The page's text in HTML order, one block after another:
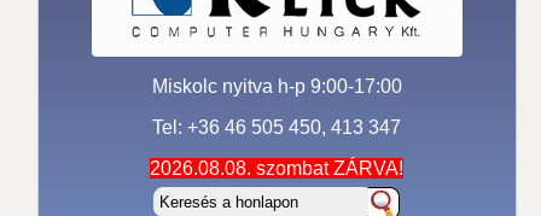
Miskolc nyitva h-p 9:00-17:00
Tel: +36 46 505 450, 413 347
2026.08.08. szombat ZÁRVA!